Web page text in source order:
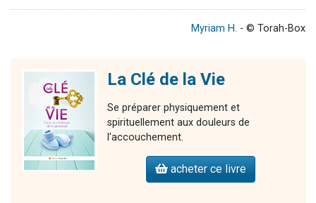
Myriam H. - © Torah-Box
La Clé de la Vie
Se préparer physiquement et
spirituellement aux douleurs de
l'accouchement.
acheter ce livre